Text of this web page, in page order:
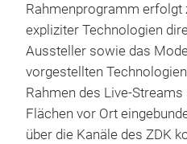
Rahmenprogramm erfolgt
expliziter Technologien
Aussteller sowie das
vorgestellten
Rahmen des Live-
Flächen vor Ort
über die Kanäle des ZDK